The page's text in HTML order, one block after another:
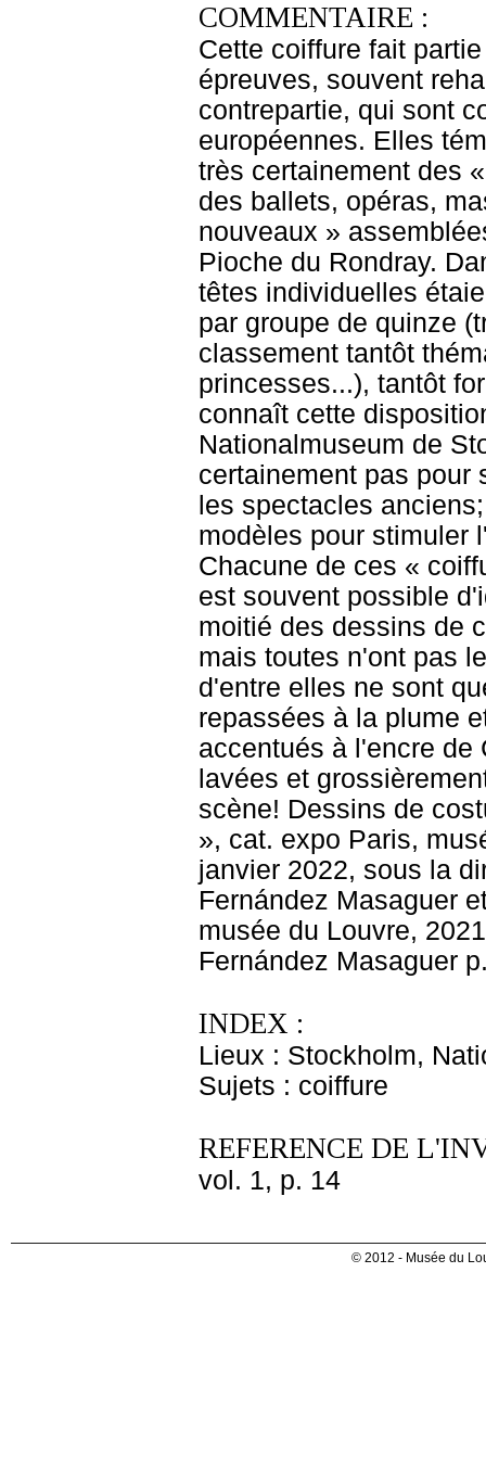
COMMENTAIRE :
Cette coiffure fait
épreuves, souvent
contrepartie, qui sont
européennes. Elles
très certainement des
des ballets, opéras,
nouveaux »
Pioche du Rondray.
têtes individuelles
par groupe de quinze
classement tantôt
princesses...), tantôt
connaît cette
Nationalmuseum de
certainement pas pour
les spectacles
modèles pour stimuler
Chacune de ces «
est souvent possible
moitié des dessins de
mais toutes n'ont pas
d'entre elles ne sont
repassées à la plume
accentués à l'encre de
lavées et
scène! Dessins de
», cat. expo Paris,
janvier 2022, sous la
Fernández Masaguer
musée du Louvre,
Fernández Masaguer
INDEX :
Lieux : Stockholm,
Sujets : coiffure
REFERENCE DE
vol. 1, p. 14
© 2012 - Musée du